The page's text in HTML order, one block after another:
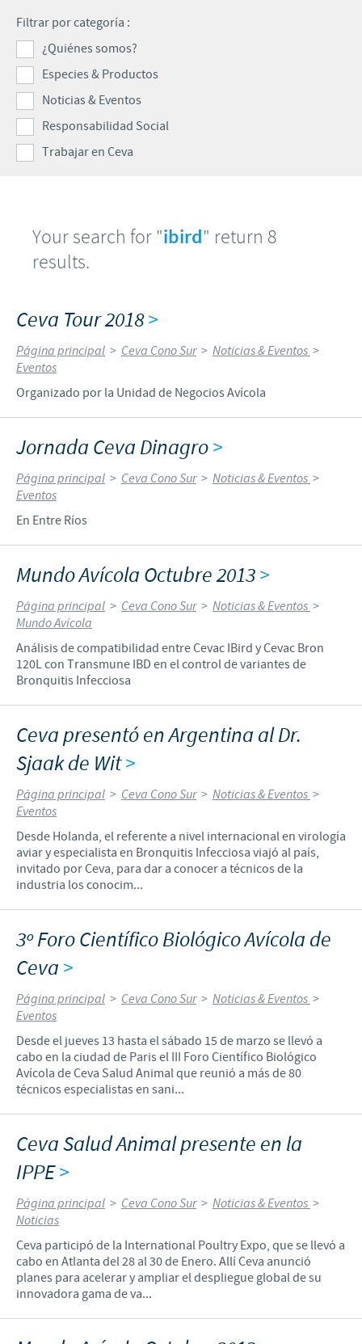
Mundo Ganadero
Mundo Porcino
Nuestro Enfoque en la responsabilidad
Contribuciones
Programas de Apoyo Mundial
Patrocinios Científicos
TRABAJAR EN CEVA
Si querés trabajar con nosotros
Filtrar por categoría :
¿Quiénes somos?
Especies & Productos
Noticias & Eventos
Responsabilidad Social
Trabajar en Ceva
Your search for "ibird" return 8
results.
Ceva Tour 2018>
Página principal > Ceva Cono Sur > Noticias & Eventos >
Eventos
Organizado por la Unidad de Negocios Avícola
Jornada Ceva Dinagro>
Página principal > Ceva Cono Sur > Noticias & Eventos >
Eventos
En Entre Ríos
Mundo Avícola Octubre 2013>
Página principal > Ceva Cono Sur > Noticias & Eventos >
Mundo Avícola
Análisis de compatibilidad entre Cevac IBird y Cevac Bron
120L con Transmune IBD en el control de variantes de
Bronquitis Infecciosa
Ceva presentó en Argentina al Dr.
Sjaak de Wit>
Página principal > Ceva Cono Sur > Noticias & Eventos >
Eventos
Desde Holanda, el referente a nivel internacional en virología
aviar y especialista en Bronquitis Infecciosa viajó al país,
invitado por Ceva, para dar a conocer a técnicos de la
industria los conocim...
3º Foro Científico Biológico Avícola de
Ceva >
Página principal > Ceva Cono Sur > Noticias & Eventos >
Eventos
Desde el jueves 13 hasta el sábado 15 de marzo se llevó a
cabo en la ciudad de Paris el III Foro Científico Biológico
Avícola de Ceva Salud Animal que reunió a más de 80
técnicos especialistas en sani...
Ceva Salud Animal presente en la
IPPE>
Página principal > Ceva Cono Sur > Noticias & Eventos >
Noticias
Ceva participó de la International Poultry Expo, que se llevó a
cabo en Atlanta del 28 al 30 de Enero. Allí Ceva anunció
planes para acelerar y ampliar el despliegue global de su
innovadora gama de va...